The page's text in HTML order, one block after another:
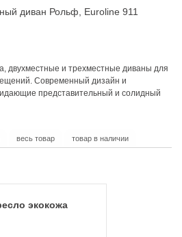
диван Рольф, Euroline 911
двухместные и трехместные диваны для
Современный дизайн и
представительный и солидный
весь товар товар в наличии
экокожа